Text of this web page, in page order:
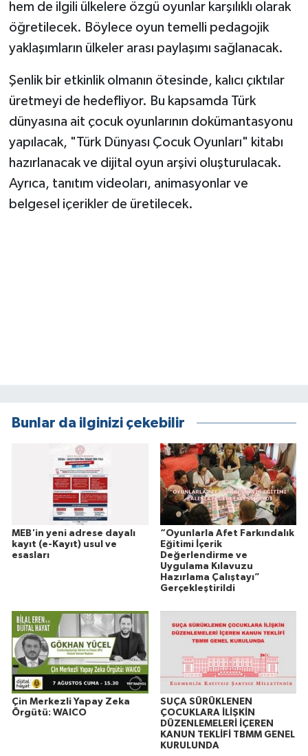
hem de ilgili ülkelere özgü oyunlar karşılıklı olarak
öğretilecek. Böylece oyun temelli pedagojik
yaklaşımların ülkeler arası paylaşımı sağlanacak.
Şenlik bir etkinlik olmanın ötesinde, kalıcı çıktılar
üretmeyi de hedefliyor. Bu kapsamda Türk
dünyasına ait çocuk oyunlarının dokümantasyonu
yapılacak, "Türk Dünyası Çocuk Oyunları" kitabı
hazırlanacak ve dijital oyun arşivi oluşturulacak.
Ayrıca, tanıtım videoları, animasyonlar ve
belgesel içerikler de üretilecek.
Bunlar da ilginizi çekebilir
MEB'in yeni adrese dayalı
kayıt (e-Kayıt) usul ve
esasları
“Oyunlarla Afet Farkındalık
Eğitimi İçerik
Değerlendirme ve
Uygulama Kılavuzu
Hazırlama Çalıştayı”
Gerçekleştirildi
Çin Merkezli Yapay Zeka
Örgütü: WAICO
SUÇA SÜRÜKLENEN
ÇOCUKLARA İLİŞKİN
DÜZENLEMELERİ İÇEREN
KANUN TEKLİFİ TBMM GENEL
KURULUNDA